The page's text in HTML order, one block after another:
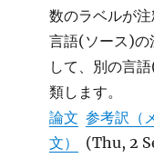
数のラベルが
言語(ソース)の
して、別の言
類します。
論文 参考訳（
文）
(Thu, 2